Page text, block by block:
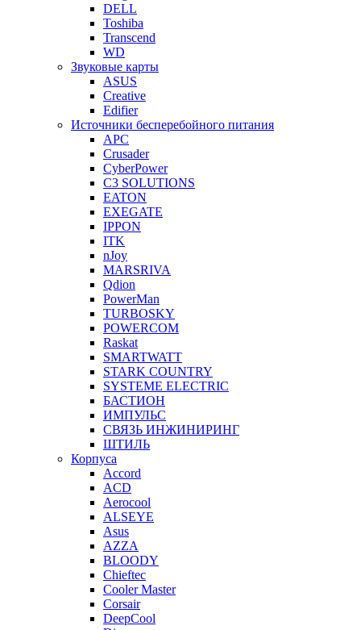
DELL
Toshiba
Transcend
WD
Звуковые карты
ASUS
Creative
Edifier
Источники бесперебойного питания
APC
Crusader
CyberPower
C3 SOLUTIONS
EATON
EXEGATE
IPPON
ITK
nJoy
MARSRIVA
Qdion
PowerMan
TURBOSKY
POWERCOM
Raskat
SMARTWATT
STARK COUNTRY
SYSTEME ELECTRIC
БАСТИОН
ИМПУЛЬС
СВЯЗЬ ИНЖИНИРИНГ
ШТИЛЬ
Корпуса
Accord
ACD
Aerocool
ALSEYE
Asus
AZZA
BLOODY
Chieftec
Cooler Master
Corsair
DeepCool